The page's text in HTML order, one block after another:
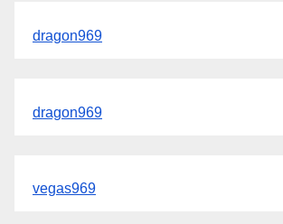
dragon969
dragon969
vegas969